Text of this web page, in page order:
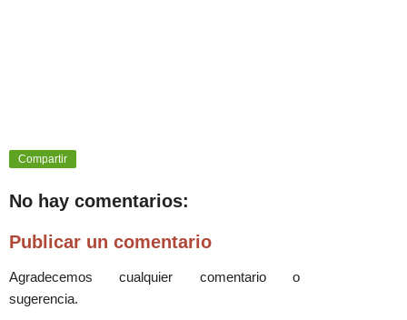
Compartir
No hay comentarios:
Publicar un comentario
Agradecemos cualquier comentario o
sugerencia.